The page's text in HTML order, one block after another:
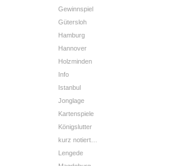
Gewinnspiel
Gütersloh
Hamburg
Hannover
Holzminden
Info
Istanbul
Jonglage
Kartenspiele
Königslutter
kurz notiert…
Lengede